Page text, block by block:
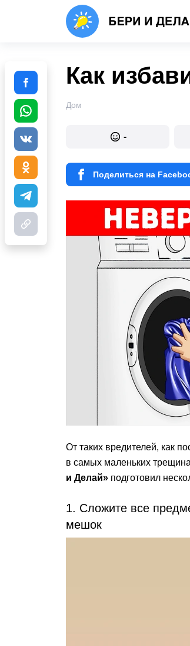
Как
Дом
-
Поделиться на
От таких вредителей, как
в самых маленьких
и Делай» подготовил
1. Сложите все
мешок